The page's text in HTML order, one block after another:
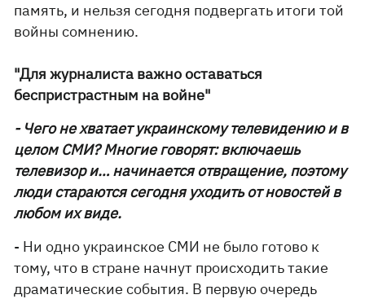
память, и нельзя сегодня подвергать итоги той
войны сомнению.
"Для журналиста важно оставаться
беспристрастным на войне"
- Чего не хватает украинскому телевидению и в
целом СМИ? Многие говорят: включаешь
телевизор и… начинается отвращение, поэтому
люди стараются сегодня уходить от новостей в
любом их виде.
- Ни одно украинское СМИ не было готово к
тому, что в стране начнут происходить такие
драматические события. В первую очередь